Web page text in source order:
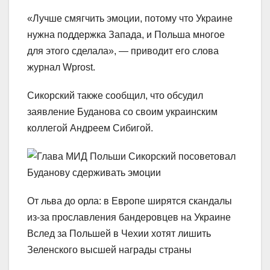
«Лучше смягчить эмоции, потому что Украине
нужна поддержка Запада, и Польша многое
для этого сделала», — приводит его слова
журнал Wprost.
Сикорский также сообщил, что обсудил
заявление Буданова со своим украинским
коллегой Андреем Сибигой.
От льва до орла: в Европе ширятся скандалы
из-за прославления бандеровцев на Украине
Вслед за Польшей в Чехии хотят лишить
Зеленского высшей награды страны